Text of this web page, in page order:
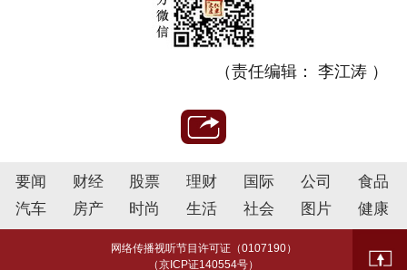
（责任编辑： 李江涛 ）
要闻 财经 股票 理财 国际 公司
食品
汽车
房产 时尚 生活 社会 图片 健康
网络传播视听节目许可证（0107190）
（京ICP证140554号）